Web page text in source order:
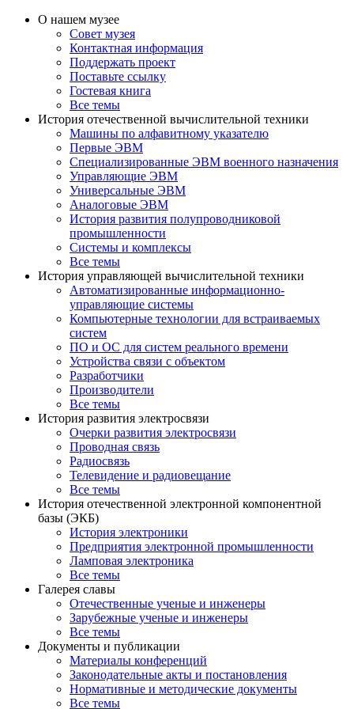
О нашем музее
Совет музея
Контактная информация
Поддержать проект
Поставьте ссылку
Гостевая книга
Все темы
История отечественной вычислительной техники
Машины по алфавитному указателю
Первые ЭВМ
Специализированные ЭВМ военного назначения
Управляющие ЭВМ
Универсальные ЭВМ
Аналоговые ЭВМ
История развития полупроводниковой
промышленности
Системы и комплексы
Все темы
История управляющей вычислительной техники
Автоматизированные информационно-
управляющие системы
Компьютерные технологии для встраиваемых
систем
ПО и ОС для систем реального времени
Устройства связи с объектом
Разработчики
Производители
Все темы
История развития электросвязи
Очерки развития электросвязи
Проводная связь
Радиосвязь
Телевидение и радиовещание
Все темы
История отечественной электронной компонентной
базы (ЭКБ)
История электроники
Предприятия электронной промышленности
Ламповая электроника
Все темы
Галерея славы
Отечественные ученые и инженеры
Зарубежные ученые и инженеры
Все темы
Документы и публикации
Материалы конференций
Законодательные акты и постановления
Нормативные и методические документы
Все темы